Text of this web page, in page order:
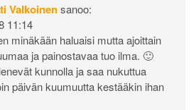
Valkoinensanoo:
11:14
minäkään haluaisi mutta ajoittain
ja painostavaa tuo ilma. 🙂
kunnolla ja saa nukuttua
päivän kuumuutta kestääkin ihan